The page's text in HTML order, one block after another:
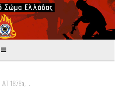
ΔΤ 1878a, 29/01/2008, 11:30, Συμβάντα